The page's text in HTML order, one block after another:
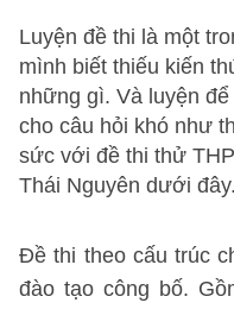
Luyện đề thi là một
mình biết thiếu kiến
những gì. Và luyện
cho câu hỏi khó như
sức với đề thi thử
Thái Nguyên dưới đây.
Đề thi theo cấu trúc
đào tạo công bố.